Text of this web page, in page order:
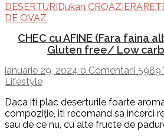
DESERTURIDukan CROAZIERA
DE OVAZ
CHEC cu AFINE (Fara
Gluten free/ Low
ianuarie 29, 2024 0 Comentarii 5989
Lifestyle
Daca iti plac deserturile foarte
compoziție, iti recomand sa incerci
sau de ce nu, cu alte fructe de